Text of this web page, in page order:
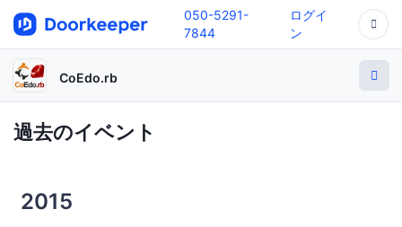
050-5291-
7844
ログイ
ン
CoEdo.rb
過去のイベント
2015